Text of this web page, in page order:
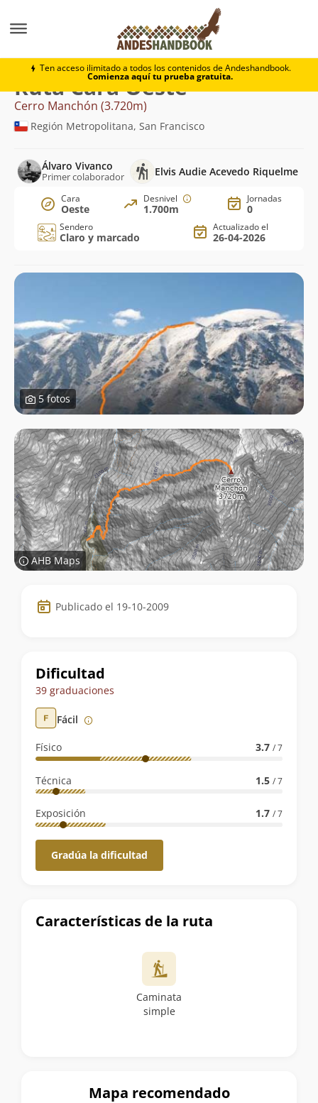
Ten acceso ilimitado a todos los contenidos de Andeshandbook.
Comienza aquí tu prueba gratuita.
Cerro Manchón Cara Oeste
Ruta Cara Oeste
Cerro Manchón (3.720m)
Región Metropolitana, San Francisco
Álvaro Vivanco
Primer colaborador Elvis Audie Acevedo Riquelme
Cara
Oeste
Desnivel
1.700m
Jornadas
0
Sendero
Claro y marcado
Actualizado el
26-04-2026
5 fotos
AHB Maps
Datos
de
ruta
Publicado el 19-10-2009
Dificultad
39 graduaciones
Fácil
Físico 3.7 / 7
Técnica 1.5 / 7
Exposición 1.7 / 7
Gradúa la dificultad
Características de la ruta
Caminata
simple
Mapa recomendado